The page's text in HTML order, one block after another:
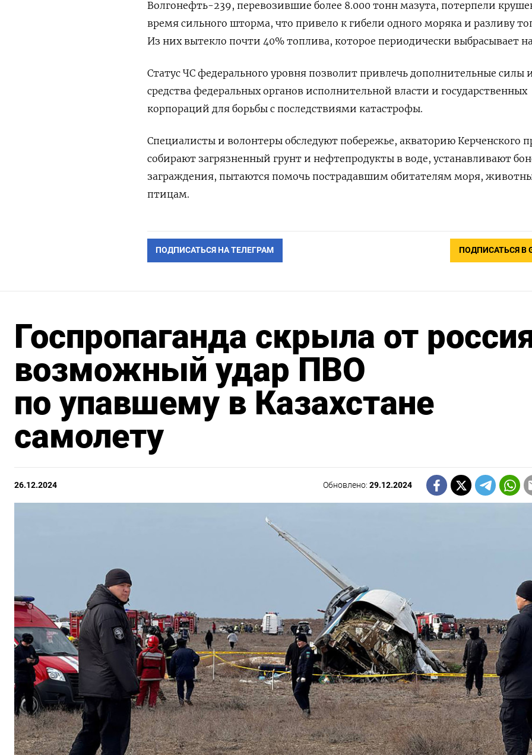
Волгонефть-239, перевозившие более 8.000 тонн мазута, потерпели
время сильного шторма, что привело к гибели одного моряка и разливу
Из них вытекло почти 40% топлива, которое периодически выбрасывает на
Статус ЧС федерального уровня позволит привлечь дополнительные силы
средства федеральных органов исполнительной власти и государственных
корпораций для борьбы с последствиями катастрофы.
Специалисты и волонтеры обследуют побережье, акваторию Керченского
собирают загрязненный грунт и нефтепродукты в воде, устанавливают
заграждения, пытаются помочь пострадавшим обитателям моря,
птицам.
ПОДПИСАТЬСЯ НА ТЕЛЕГРАМ ПОДПИСАТЬСЯ В
Госпропаганда скрыла от
возможный удар ПВО
по упавшему в Казахстане
самолету
26.12.2024 Обновлено:29.12.2024